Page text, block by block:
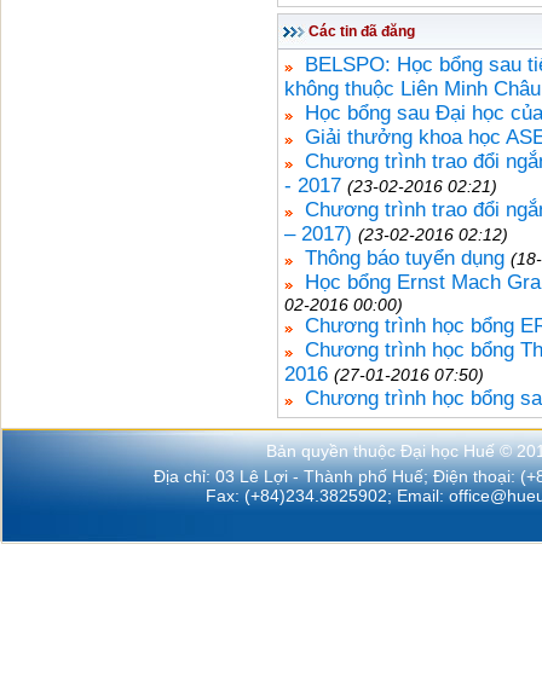
Các tin đã đăng
BELSPO: Học bổng sau
không thuộc Liên Minh
Học bổng sau Đại học
Giải thưởng khoa học
Chương trình trao đổi
- 2017 (23-02-2016 02:21)
Chương trình trao đổi
– 2017) (23-02-2016 02:12)
Thông báo tuyển dụng
Học bổng Ernst Mach
02-2016 00:00)
Chương trình học bổng
Chương trình học bổng
2016 (27-01-2016 07:50)
Chương trình học bổng
Bản quyền thuộc Đại học Huế ©
Địa chỉ: 03 Lê Lợi - Thành phố Huế; Điện thoại:
Fax: (+84)234.3825902; Email: